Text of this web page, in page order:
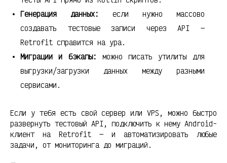
Генерация данных: если нужно массово
создавать тестовые записи через API —
Retrofit справится на ура.
Миграции и бэкапы: можно писать утилиты для
выгрузки/загрузки данных между разными
сервисами.
Если у тебя есть свой сервер или VPS, можно быстро
развернуть тестовый API, подключить к нему Android-
клиент на Retrofit — и автоматизировать любые
задачи, от мониторинга до миграций.